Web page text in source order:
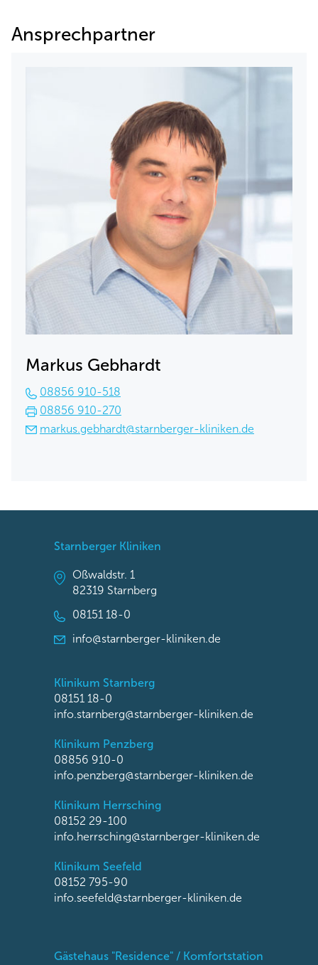
Ansprechpartner
Markus Gebhardt
08856 910-518
08856 910-270
markus.gebhardt@starnberger-kliniken.de
Starnberger Kliniken
Oßwaldstr. 1
82319 Starnberg
08151 18-0
info@starnberger-kliniken.de
Klinikum Starnberg
08151 18-0
info.starnberg@starnberger-kliniken.de
Klinikum Penzberg
08856 910-0
info.penzberg@starnberger-kliniken.de
Klinikum Herrsching
08152 29-100
info.herrsching@starnberger-kliniken.de
Klinikum Seefeld
08152 795-90
info.seefeld@starnberger-kliniken.de
Gästehaus "Residence" / Komfortstation